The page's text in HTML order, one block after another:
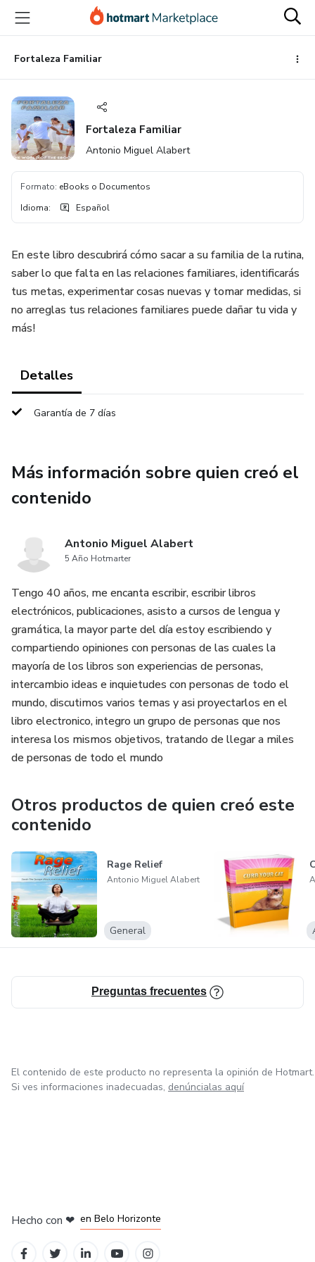
principal
página
de
página
Fortaleza Familiar
Fortaleza Familiar
Antonio Miguel Alabert
Formato: eBooks o Documentos
Idioma: Español
En este libro descubrirá cómo sacar a su familia de la rutina,
saber lo que falta en las relaciones familiares, identificarás
tus metas, experimentar cosas nuevas y tomar medidas, si
no arreglas tus relaciones familiares puede dañar tu vida y
más!
Detalles
Garantía de 7 días
Más información sobre quien creó el
contenido
Antonio Miguel Alabert
5 Año Hotmarter
Tengo 40 años, me encanta escribir, escribir libros
electrónicos, publicaciones, asisto a cursos de lengua y
gramática, la mayor parte del día estoy escribiendo y
compartiendo opiniones con personas de las cuales la
mayoría de los libros son experiencias de personas,
intercambio ideas e inquietudes con personas de todo el
mundo, discutimos varios temas y asi proyectarlos en el
libro electronico, integro un grupo de personas que nos
interesa los mismos objetivos, tratando de llegar a miles
de personas de todo el mundo
Otros productos de quien creó este
contenido
Rage Relief
Antonio Miguel Alabert
General
Preguntas frecuentes
El contenido de este producto no representa la opinión de Hotmart.
Si ves informaciones inadecuadas, denúncialas aquí
Hecho con ❤ en Belo Horizonte